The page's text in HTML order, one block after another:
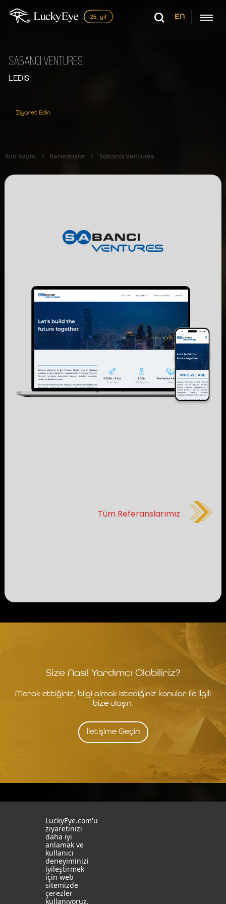
EN
Sabancı Ventures
LEDİS
Ziyaret Edin
Ana Sayfa Referanslar Sabancı Ventures
Tüm Referanslarımız
Size Nasıl Yardımcı Olabiliriz?
Merak ettiğiniz, bilgi almak istediğiniz konular ile ilgili
bize ulaşın.
İletişime Geçin
19 Mayıs Mah. Turaboğlu Sok.
Hamdiye Yazgan İş Merkezi
Kozyatağı, Kadıköy, İstanbul
T: +90 216 355 03 19
Sosyal Medya
LuckyEye.com'u
ziyaretinizi
daha iyi
anlamak ve
kullanıcı
deneyiminizi
iyileştirmek
için web
sitemizde
çerezler
kullanıyoruz.